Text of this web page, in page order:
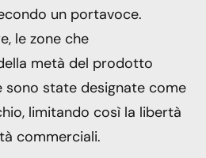
un portavoce.
le zone che
metà del prodotto
sono state designate come
limitando così la libertà
commerciali.